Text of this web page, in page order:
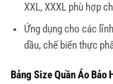
XXL, XXXL phù hợp
Ứng dụng cho các
dầu, chế biến thực
Bảng Size Quần Áo Bảo